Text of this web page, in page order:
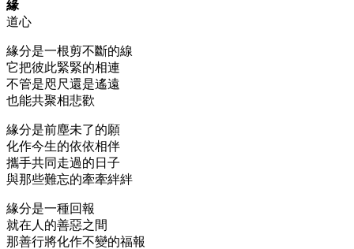
緣
道心
緣分是一根剪不斷的線
它把彼此緊緊的相連
不管是咫尺還是遙遠
也能共聚相悲歡
緣分是前塵未了的願
化作今生的依依相伴
攜手共同走過的日子
與那些難忘的牽牽絆絆
緣分是一種回報
就在人的善惡之間
那善行將化作不變的福報